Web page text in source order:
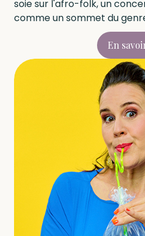
soie sur l'afro-folk, un
comme un sommet du
En